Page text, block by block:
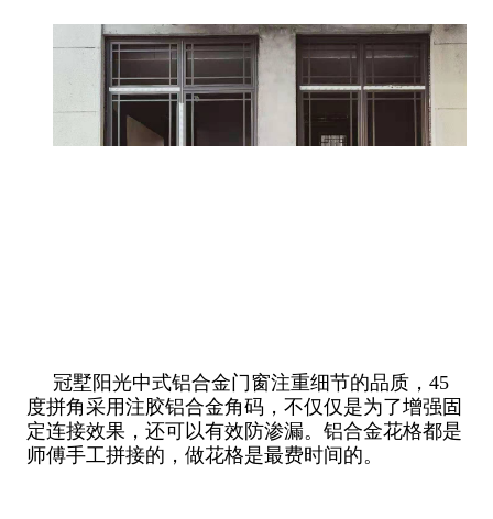
冠墅阳光中式铝合金门窗注重细节的品质，45
度拼角采用注胶铝合金角码，不仅仅是为了增强固
定连接效果，还可以有效防渗漏。铝合金花格都是
师傅手工拼接的，做花格是最费时间的。